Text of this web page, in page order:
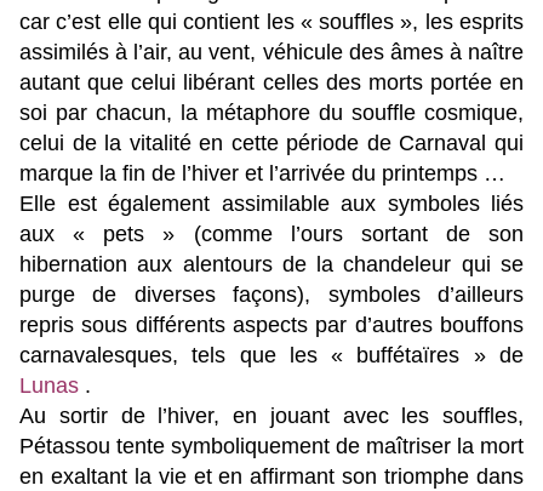
car c’est elle qui contient les « souffles », les esprits
assimilés à l’air, au vent, véhicule des âmes à naître
autant que celui libérant celles des morts portée en
soi par chacun, la métaphore du souffle cosmique,
celui de la vitalité en cette période de Carnaval qui
marque la fin de l’hiver et l’arrivée du printemps …
Elle est également assimilable aux symboles liés
aux « pets » (comme l’ours sortant de son
hibernation aux alentours de la chandeleur qui se
purge de diverses façons), symboles d’ailleurs
repris sous différents aspects par d’autres bouffons
carnavalesques, tels que les « buffétaïres » de
Lunas .
Au sortir de
l’hiver, en jouant avec les souffles,
Pétassou tente symboliquement de maîtriser la mort
en exaltant la vie et en affirmant son triomphe dans